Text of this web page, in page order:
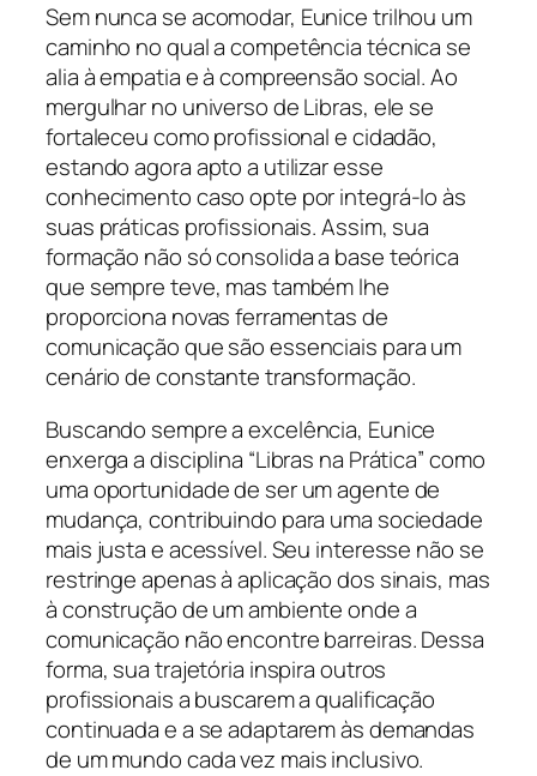
Sem nunca se acomodar, Eunice trilhou um
caminho no qual a competência técnica se
alia à empatia e à compreensão social. Ao
mergulhar no universo de Libras, ele se
fortaleceu como profissional e cidadão,
estando agora apto a utilizar esse
conhecimento caso opte por integrá-lo às
suas práticas profissionais. Assim, sua
formação não só consolida a base teórica
que sempre teve, mas também lhe
proporciona novas ferramentas de
comunicação que são essenciais para um
cenário de constante transformação.
Buscando sempre a excelência, Eunice
enxerga a disciplina “Libras na Prática” como
uma oportunidade de ser um agente de
mudança, contribuindo para uma sociedade
mais justa e acessível. Seu interesse não se
restringe apenas à aplicação dos sinais, mas
à construção de um ambiente onde a
comunicação não encontre barreiras. Dessa
forma, sua trajetória inspira outros
profissionais a buscarem a qualificação
continuada e a se adaptarem às demandas
de um mundo cada vez mais inclusivo.